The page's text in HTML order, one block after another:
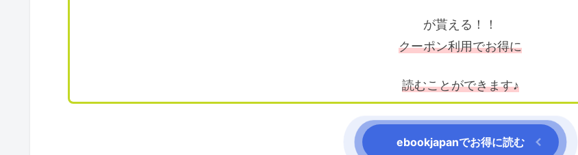
が貰える！！
クーポン利用でお得に
読むことができます♪
ebookjapanでお得に読む